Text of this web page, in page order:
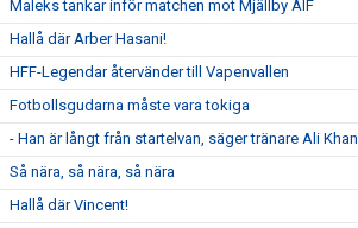
Maleks tankar inför matchen mot Mjällby AIF
Hallå där Arber Hasani!
HFF-Legendar återvänder till Vapenvallen
Fotbollsgudarna måste vara tokiga
- Han är långt från startelvan, säger tränare Ali Khan
Så nära, så nära, så nära
Hallå där Vincent!